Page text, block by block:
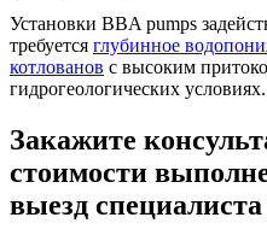
Установки BBA pumps
требуется глубинное
котлованов с высоким
гидрогеологических условиях.
Закажите
стоимости
выезд